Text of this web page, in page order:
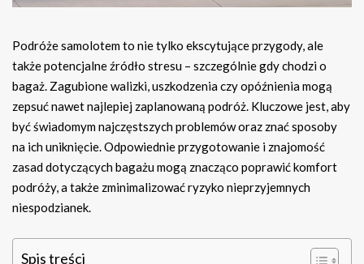
Podróże samolotem to nie tylko ekscytujące przygody, ale
także potencjalne źródło stresu – szczególnie gdy chodzi o
bagaż. Zagubione walizki, uszkodzenia czy opóźnienia mogą
zepsuć nawet najlepiej zaplanowaną podróż. Kluczowe jest, aby
być świadomym najczęstszych problemów oraz znać sposoby
na ich uniknięcie. Odpowiednie przygotowanie i znajomość
zasad dotyczących bagażu mogą znacząco poprawić komfort
podróży, a także zminimalizować ryzyko nieprzyjemnych
niespodzianek.
Spis treści